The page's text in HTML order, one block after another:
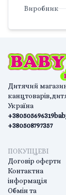
Виробник
Дитячий
Україна
+380505696319
+380508797357
ПОКУПЦЕВІ
Договір оферти
Контактна
інформація
Обмін та